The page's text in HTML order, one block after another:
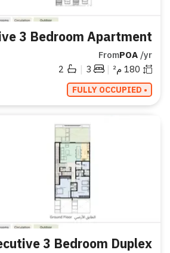
3 Bedroom Apartment
FromPOA /yr
180 م² |
3
|
2
• FULLY OCCUPIED
3 Bedroom Duplex